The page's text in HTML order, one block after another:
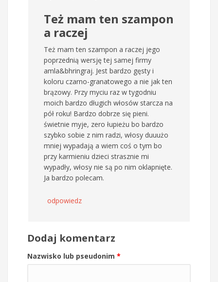
Też mam ten szampon
a raczej
Też mam ten szampon a raczej jego
poprzednią wersję tej samej firmy
amla&bhringraj. Jest bardzo gęsty i
koloru czarno-granatowego a nie jak ten
brązowy. Przy myciu raz w tygodniu
moich bardzo długich włosów starcza na
pół roku! Bardzo dobrze się pieni.
świetnie myje, zero łupieżu bo bardzo
szybko sobie z nim radzi, włosy duuużo
mniej wypadają a wiem coś o tym bo
przy karmieniu dzieci strasznie mi
wypadły, włosy nie są po nim oklapnięte.
Ja bardzo polecam.
odpowiedz
Dodaj komentarz
Nazwisko lub pseudonim *